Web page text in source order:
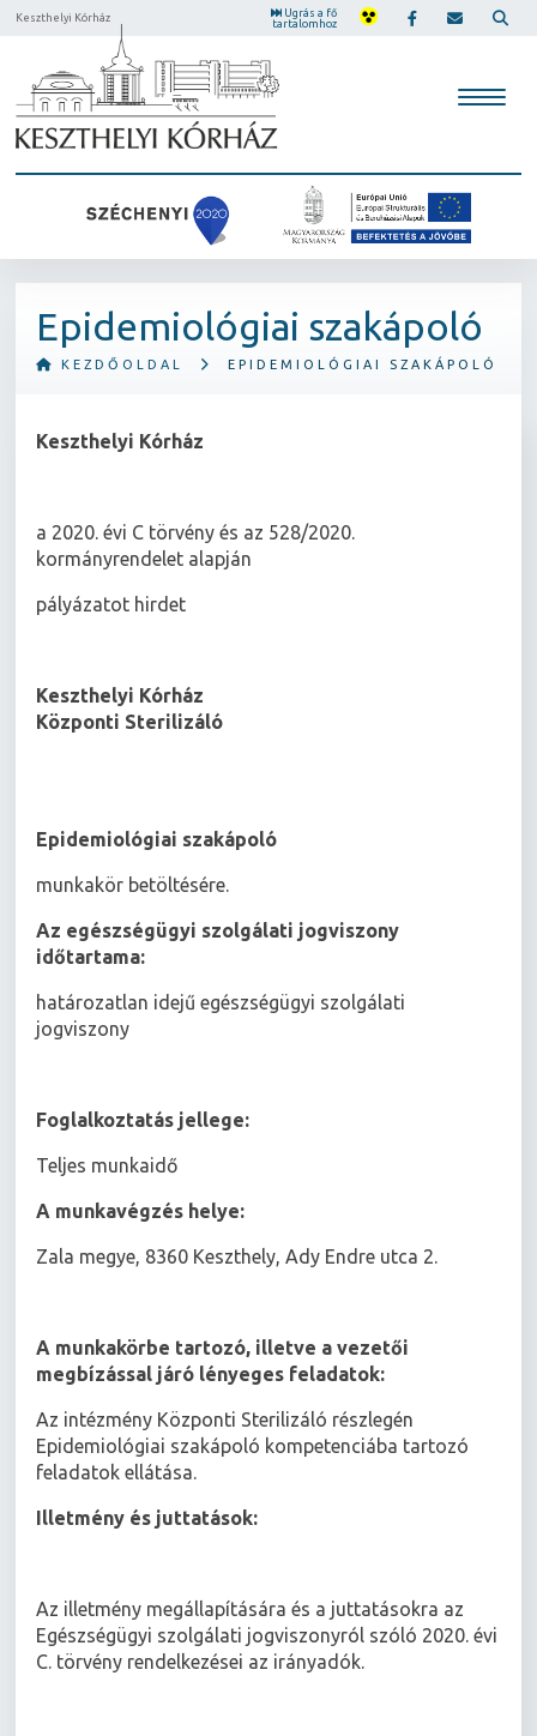
Keszthelyi Kórház
Ugrás a fő
tartalomhoz
Epidemiológiai szakápoló
KEZDŐOLDAL EPIDEMIOLÓGIAI SZAKÁPOLÓ
Keszthelyi Kórház
a 2020. évi C törvény és az 528/2020.
kormányrendelet alapján
pályázatot hirdet
Keszthelyi Kórház
Központi Sterilizáló
Epidemiológiai szakápoló
munkakör betöltésére.
Az egészségügyi szolgálati jogviszony
időtartama:
határozatlan idejű egészségügyi szolgálati
jogviszony
Foglalkoztatás jellege:
Teljes munkaidő
A munkavégzés helye:
Zala megye, 8360 Keszthely, Ady Endre utca 2.
A munkakörbe tartozó, illetve a vezetői
megbízással járó lényeges feladatok:
Az intézmény Központi Sterilizáló részlegén
Epidemiológiai szakápoló kompetenciába tartozó
feladatok ellátása.
Illetmény és juttatások:
Az illetmény megállapítására és a juttatásokra az
Egészségügyi szolgálati jogviszonyról szóló 2020. évi
C. törvény rendelkezései az irányadók.